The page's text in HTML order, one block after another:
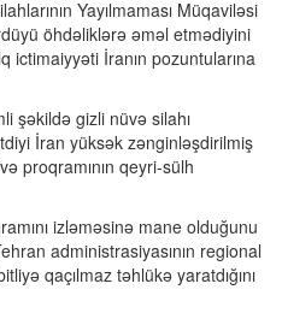
Yayılmaması Müqaviləsi
öhdəliklərə əməl etmədiyini
İranın pozuntularına
şəkildə gizli nüvə silahı
İran yüksək zənginləşdirilmiş
proqramının qeyri-sülh
izləməsinə mane olduğunu
administrasiyasının regional
qaçılmaz təhlükə yaratdığını